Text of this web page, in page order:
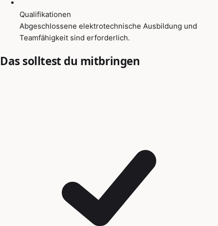
Qualifikationen
Abgeschlossene elektrotechnische Ausbildung und
Teamfähigkeit sind erforderlich.
Das solltest du mitbringen